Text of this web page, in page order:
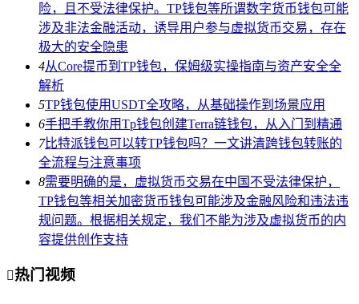
险，且不受法律保护。TP钱包等所谓数字货币钱包可能
涉及非法金融活动，诱导用户参与虚拟货币交易，存在
极大的安全隐患
4从Core提币到TP钱包，保姆级实操指南与资产安全全
解析
5TP钱包使用USDT全攻略，从基础操作到场景应用
6手把手教你用Tp钱包创建Terra链钱包，从入门到精通
7比特派钱包可以转TP钱包吗？一文讲清跨钱包转账的
全流程与注意事项
8需要明确的是，虚拟货币交易在中国不受法律保护，
TP钱包等相关加密货币钱包可能涉及金融风险和违法违
规问题。根据相关规定，我们不能为涉及虚拟货币的内
容提供创作支持
热门视频